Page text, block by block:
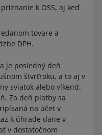
k OSS, aj keď
tovare a
DPH.
je posledný deň
štvrťroku, a to aj v
sviatok alebo víkend.
Za deň platby sa
na účet v
k úhrade dane v
v dostatočnom